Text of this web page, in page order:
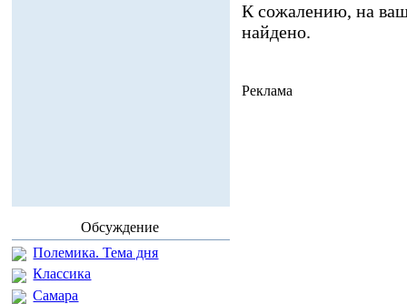
Обсуждение
Полемика. Тема дня
Классика
Самара
К сожалению, на
найдено.
Реклама